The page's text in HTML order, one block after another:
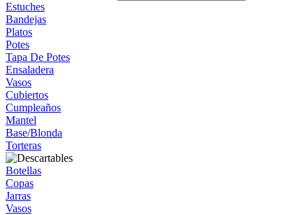
Estuches
Bandejas
Platos
Potes
Tapa De Potes
Ensaladera
Vasos
Cubiertos
Cumpleaños
Mantel
Base/Blonda
Torteras
Botellas
Copas
Jarras
Vasos